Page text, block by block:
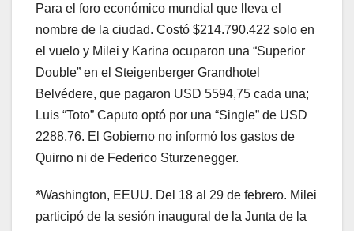
Para el foro económico mundial que lleva el
nombre de la ciudad. Costó $214.790.422 solo en
el vuelo y Milei y Karina ocuparon una “Superior
Double” en el Steigenberger Grandhotel
Belvédere, que pagaron USD 5594,75 cada una;
Luis “Toto” Caputo optó por una “Single” de USD
2288,76. El Gobierno no informó los gastos de
Quirno ni de Federico Sturzenegger.
*Washington, EEUU. Del 18 al 29 de febrero. Milei
participó de la sesión inaugural de la Junta de la